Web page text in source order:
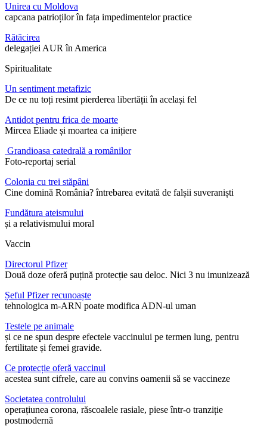
Unirea cu Moldova
capcana patrioților în fața impedimentelor practice
Rătăcirea
delegației AUR în America
Spiritualitate
Un sentiment metafizic
De ce nu toți resimt pierderea libertății în același fel
Antidot pentru frica de moarte
Mircea Eliade și moartea ca inițiere
Grandioasa catedrală a românilor
Foto-reportaj serial
Colonia cu trei stăpâni
Cine domină România? întrebarea evitată de falșii suveraniști
Fundătura ateismului
și a relativismului moral
Vaccin
Directorul Pfizer
Două doze oferă puțină protecție sau deloc. Nici 3 nu imunizează
Șeful Pfizer recunoaște
tehnologica m-ARN poate modifica ADN-ul uman
Testele pe animale
și ce ne spun despre efectele vaccinului pe termen lung, pentru
fertilitate și femei gravide.
Ce protecție oferă vaccinul
acestea sunt cifrele, care au convins oamenii să se vaccineze
Societatea controlului
operațiunea corona, răscoalele rasiale, piese într-o tranziție
postmodernă